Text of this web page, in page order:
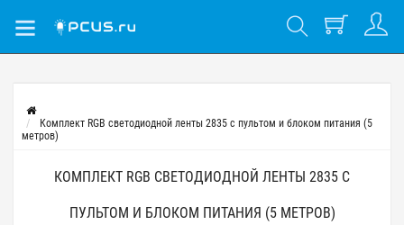
Комплект RGB светодиодной ленты 2835 с пультом и блоком питания (5
метров)
КОМПЛЕКТ RGB СВЕТОДИОДНОЙ ЛЕНТЫ 2835 С
ПУЛЬТОМ И БЛОКОМ ПИТАНИЯ (5 МЕТРОВ)